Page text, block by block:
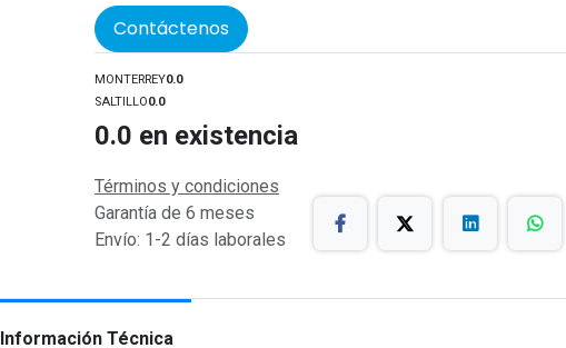
Contáctenos
MONTERREY0.0
SALTILLO0.0
0.0 en existencia
Términos y condiciones
Garantía de 6 meses
Envío: 1-2 días laborales
Información Técnica